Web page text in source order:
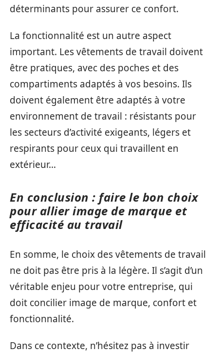
déterminants pour assurer ce confort.
La fonctionnalité est un autre aspect
important. Les vêtements de travail doivent
être pratiques, avec des poches et des
compartiments adaptés à vos besoins. Ils
doivent également être adaptés à votre
environnement de travail : résistants pour
les secteurs d’activité exigeants, légers et
respirants pour ceux qui travaillent en
extérieur…
En conclusion : faire le bon choix
pour allier image de marque et
efficacité au travail
En somme, le choix des vêtements de travail
ne doit pas être pris à la légère. Il s’agit d’un
véritable enjeu pour votre entreprise, qui
doit concilier image de marque, confort et
fonctionnalité.
Dans ce contexte, n’hésitez pas à investir